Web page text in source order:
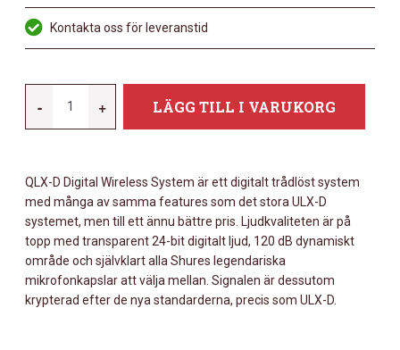
Kontakta oss för leveranstid
-
QLXD2/SM87-
MÄNGD
+ LÄGG TILL I VARUKORG
QLX-D Digital Wireless System är ett digitalt trådlöst system
med många av samma features som det stora ULX-D
systemet, men till ett ännu bättre pris. Ljudkvaliteten är på
topp med transparent 24-bit digitalt ljud, 120 dB dynamiskt
område och självklart alla Shures legendariska
mikrofonkapslar att välja mellan. Signalen är dessutom
krypterad efter de nya standarderna, precis som ULX-D.